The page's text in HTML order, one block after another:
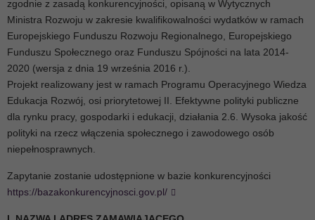
zgodnie z zasadą konkurencyjności, opisaną w Wytycznych
Ministra Rozwoju w zakresie kwalifikowalności wydatków w ramach
Europejskiego Funduszu Rozwoju Regionalnego, Europejskiego
Funduszu Społecznego oraz Funduszu Spójności na lata 2014-
2020 (wersja z dnia 19 września 2016 r.).
Projekt realizowany jest w ramach Programu Operacyjnego Wiedza
Edukacja Rozwój, osi priorytetowej II. Efektywne polityki publiczne
dla rynku pracy, gospodarki i edukacji, działania 2.6. Wysoka jakość
polityki na rzecz włączenia społecznego i zawodowego osób
niepełnosprawnych.
Zapytanie zostanie udostępnione w bazie konkurencyjności
https://bazakonkurencyjnosci.gov.pl/